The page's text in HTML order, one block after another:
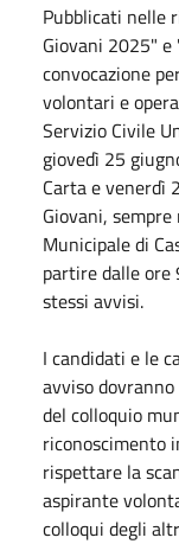
Pubblicati nelle
Giovani 2025"
convocazione
volontari e
Servizio Civile
giovedì 25
Carta e venerdì
Giovani,
Municipale di
partire dalle ore
stessi avvisi.
I candidati e le
avviso
del colloquio
riconoscimento
rispettare la
aspirante
colloqui degli